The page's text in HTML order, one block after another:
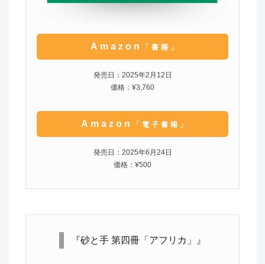
Amazon 「書籍」
発売日：2025年2月12日
価格：¥3,760
Amazon 「電子書籍」
発売日：2025年6月24日
価格：¥500
『砂と手 第四冊「アフリカ」』